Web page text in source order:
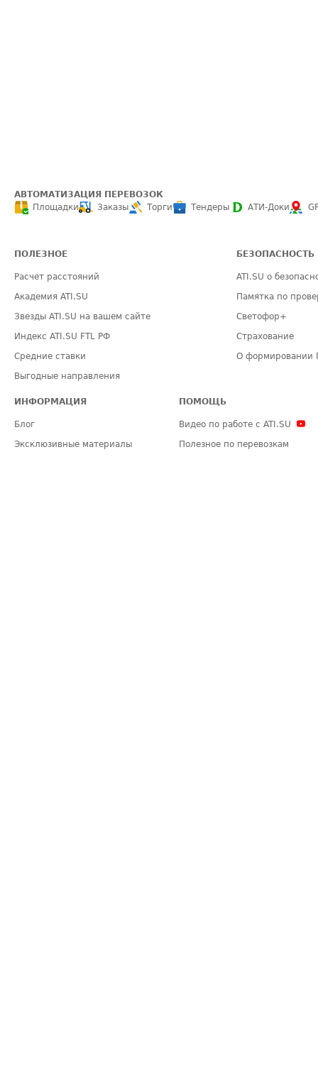
АВТОМАТИЗАЦИЯ ПЕРЕВОЗОК
Площадки
Заказы Торги Тендеры АТИ-Доки
ПОЛЕЗНОЕ
Расчет расстояний
Академия ATI.SU
Звезды ATI.SU на вашем сайте
Индекс ATI.SU FTL РФ
Средние ставки
Выгодные направления
БЕЗОПАСНОСТЬ
ATI.SU о
Памятка по
Светофор+
Страхование
О формировании
ИНФОРМАЦИЯ
Блог
Эксклюзивные материалы
ПОМОЩЬ
Видео по работе с ATI.SU
Полезное по перевозкам